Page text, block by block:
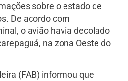
sobre o estado de
De acordo com
o avião havia decolado
na zona Oeste do
(FAB) informou que